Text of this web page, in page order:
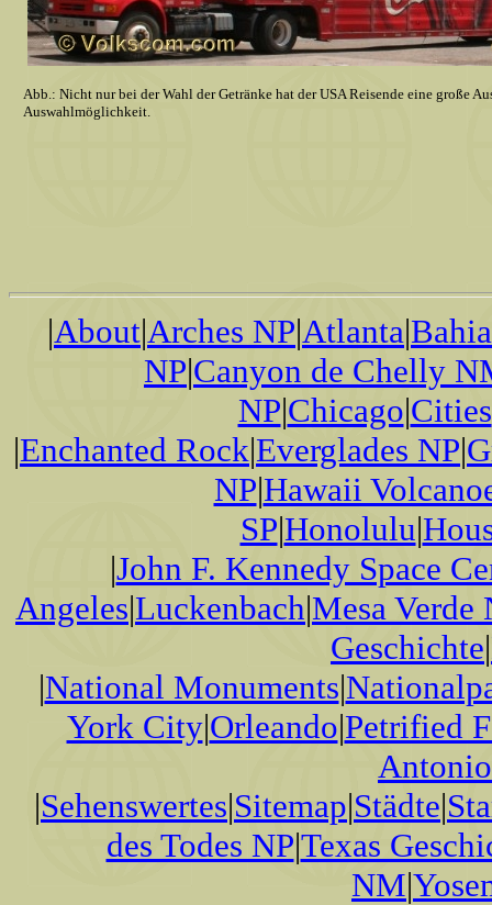
Abb.: Nicht nur bei der Wahl der Getränke hat der USA Reisende eine große
Auswahlmöglichkeit.
|About|Arches NP|Atlanta|
NP|Canyon de Chelly
NP|Chicago|Cities
|Enchanted Rock|Everglades NP|
NP|Hawaii
SP|Honolulu|
|John F. Kennedy Space
Angeles|Luckenbach|Mesa Verde
Geschichte|
|National Monuments|
York City|Orleando|Petrified
Antonio
|Sehenswertes|Sitemap|Städte|
des Todes NP|Texas
NM|